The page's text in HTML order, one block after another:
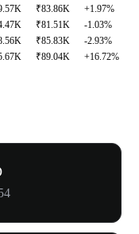
₹83.86K
+1.97%
₹81.51K
-1.03%
₹85.83K
-2.93%
₹89.04K +16.72%